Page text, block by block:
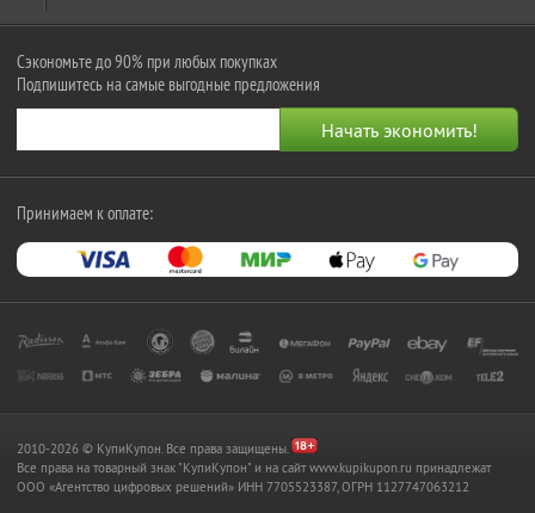
Сэкономьте до 90% при любых покупках
Подпишитесь на самые выгодные предложения
Принимаем к оплате:
2010-2026 © КупиКупон. Все права защищены.
Все права на товарный знак "КупиКупон" и на сайт www.kupikupon.ru принадлежат
OOO «Агентство цифровых решений» ИНН 7705523387, ОГРН 1127747063212